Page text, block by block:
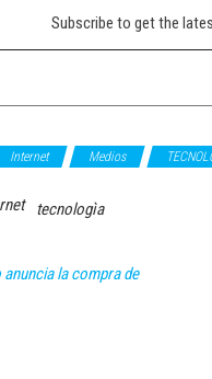
Subscribe to get the
Internet Medios
tecnologìa
anuncia la compra de